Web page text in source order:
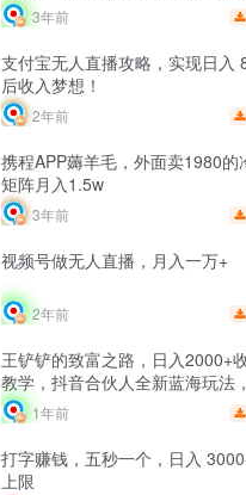
3年前
支付宝无人直播攻略，实现日入
后收入梦想！
2年前
携程APP薅羊毛，外面卖1980的
矩阵月入1.5w
3年前
视频号做无人直播，月入一万+
2年前
王铲铲的致富之路，日入2000+
教学，抖音合伙人全新蓝海玩法
要做的项目
1年前
打字赚钱，五秒一个，日入
上限